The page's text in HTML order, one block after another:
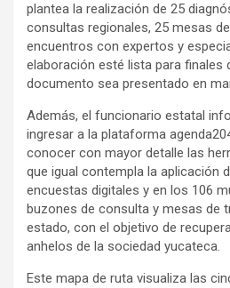
plantea la realización de 25
consultas regionales, 25 mesas
encuentros con expertos y
elaboración esté lista para finales
documento sea presentado en
Además, el funcionario estatal
ingresar a la plataforma
conocer con mayor detalle las
que igual contempla la aplicación
encuestas digitales y en los 106
buzones de consulta y mesas de
estado, con el objetivo de
anhelos de la sociedad yucateca.
Este mapa de ruta visualiza las